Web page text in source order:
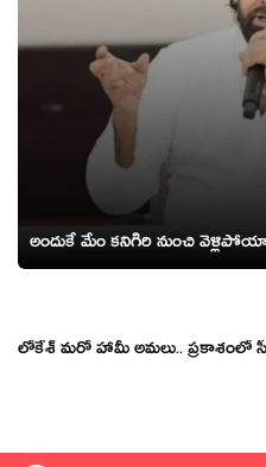
అందుకే మేం క‌నిగిరి నుంచి
లోకేశ్ మరో హామీ అమలు.. ప్రకాశంలో